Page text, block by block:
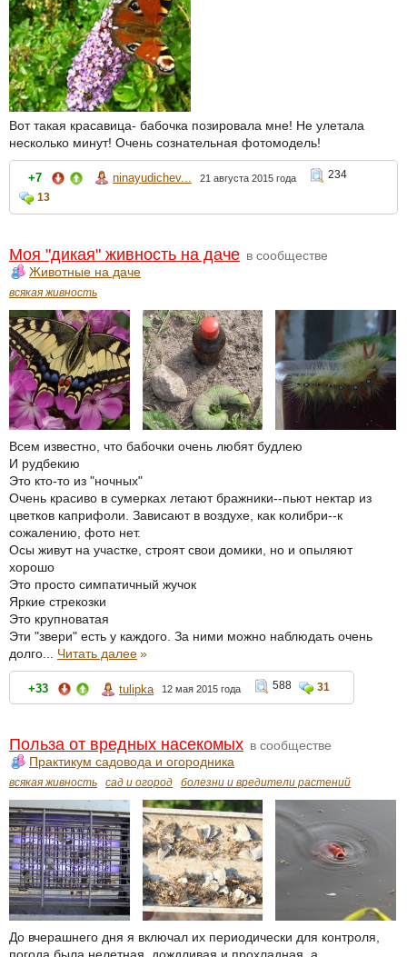
Вот такая красавица- бабочка позировала мне! Не улетала
несколько минут! Очень сознательная фотомодель!
+7 ninayudichev... 21 августа 2015 года
234
13
Моя "дикая" живность на даче в сообществе
Животные на даче
всякая живность
Всем известно, что бабочки очень любят будлею
И рудбекию
Это кто-то из "ночных"
Очень красиво в сумерках летают бражники--пьют нектар из
цветков каприфоли. Зависают в воздухе, как колибри--к
сожалению, фото нет.
Осы живут на участке, строят свои домики, но и опыляют
хорошо
Это просто симпатичный жучок
Яркие стрекозки
Это крупноватая
Эти "звери" есть у каждого. За ними можно наблюдать очень
долго... Читать далее»
+33 tulipka 12 мая 2015 года 588 31
Польза от вредных насекомых в сообществе
Практикум садовода и огородника
всякая живность сад и огород болезни и вредители растений
До вчерашнего дня я включал их периодически для контроля,